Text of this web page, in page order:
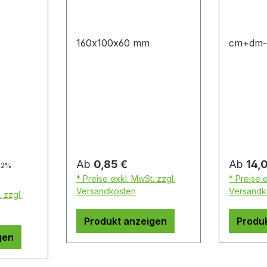
zzgl.
160x100x60 mm
Regulärer Preis:
Ab 0,85 €
* Preise exkl. MwSt. zzgl.
Versandkosten
Produkt anzeigen
Ab
* Preise